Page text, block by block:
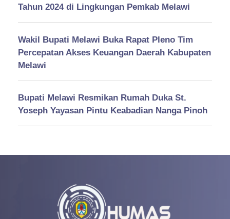
Tahun 2024 di Lingkungan Pemkab Melawi
Wakil Bupati Melawi Buka Rapat Pleno Tim
Percepatan Akses Keuangan Daerah Kabupaten
Melawi
Bupati Melawi Resmikan Rumah Duka St.
Yoseph Yayasan Pintu Keabadian Nanga Pinoh